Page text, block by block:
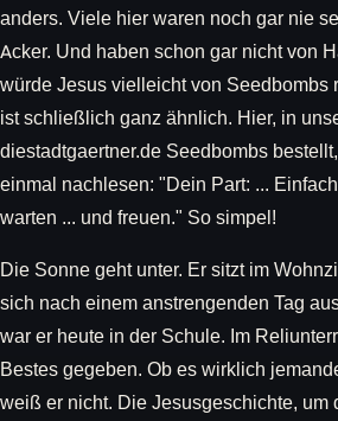
anders. Viele hier waren noch gar nie
Acker. Und haben schon gar nicht von
würde Jesus vielleicht von Seedbombs
ist schließlich ganz ähnlich. Hier, in
diestadtgaertner.de Seedbombs
einmal nachlesen: "Dein Part: ...
warten ... und freuen." So simpel!
Die Sonne geht unter. Er sitzt im
sich nach einem anstrengenden Tag
war er heute in der Schule. Im
Bestes gegeben. Ob es wirklich
weiß er nicht. Die Jesusgeschichte, um